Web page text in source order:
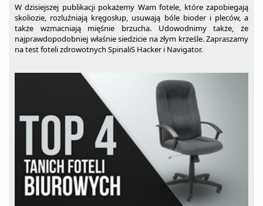
W dzisiejszej publikacji pokażemy Wam fotele, które zapobiegają
skoliozie, rozluźniają kręgosłup, usuwają bóle bioder i pleców, a
także wzmacniają mięśnie brzucha. Udowodnimy także, że
najprawdopodobniej właśnie siedzicie na złym krześle. Zapraszamy
na test foteli zdrowotnych SpinaliS Hacker i Navigator.